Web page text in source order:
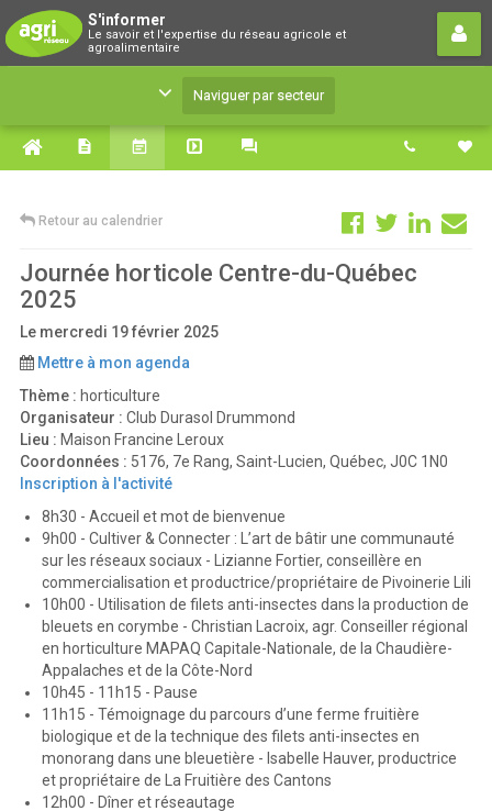
S'informer
Le savoir et l'expertise du réseau agricole et
agroalimentaire
Le savoir et l'expertise du réseau agricole et
agroalimentaire
Naviguer par secteur
Retour au calendrier
Journée horticole Centre-du-Québec
2025
Le mercredi 19 février 2025
Mettre à mon agenda
Thème : horticulture
Organisateur : Club Durasol Drummond
Lieu : Maison Francine Leroux
Coordonnées : 5176, 7e Rang, Saint-Lucien, Québec, J0C 1N0
Inscription à l'activité
8h30 - Accueil et mot de bienvenue
9h00 - Cultiver & Connecter : L’art de bâtir une communauté
sur les réseaux sociaux - Lizianne Fortier, conseillère en
commercialisation et productrice/propriétaire de Pivoinerie Lili
10h00 - Utilisation de filets anti-insectes dans la production de
bleuets en corymbe - Christian Lacroix, agr. Conseiller régional
en horticulture MAPAQ Capitale-Nationale, de la Chaudière-
Appalaches et de la Côte-Nord
10h45 - 11h15 - Pause
11h15 - Témoignage du parcours d’une ferme fruitière
biologique et de la technique des filets anti-insectes en
monorang dans une bleuetière - Isabelle Hauver, productrice
et propriétaire de La Fruitière des Cantons
12h00 - Dîner et réseautage